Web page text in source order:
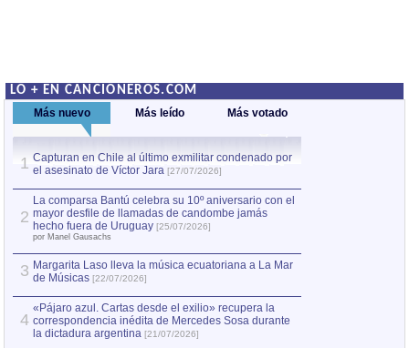
LO + EN CANCIONEROS.COM
Más nuevo Más leído Más votado
1 Capturan en Chile al último exmilitar condenado por
el asesinato de Víctor Jara [27/07/2026]
2
La comparsa Bantú celebra su 10º aniversario con el
mayor desfile de llamadas de candombe jamás
hecho fuera de Uruguay [25/07/2026]
por Manel Gausachs
3 Margarita Laso lleva la música ecuatoriana a La Mar
de Músicas [22/07/2026]
4
«Pájaro azul. Cartas desde el exilio» recupera la
correspondencia inédita de Mercedes Sosa durante
la dictadura argentina [21/07/2026]